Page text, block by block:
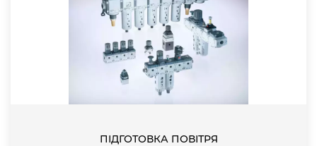
ПІДГОТОВКА ПОВІТРЯ